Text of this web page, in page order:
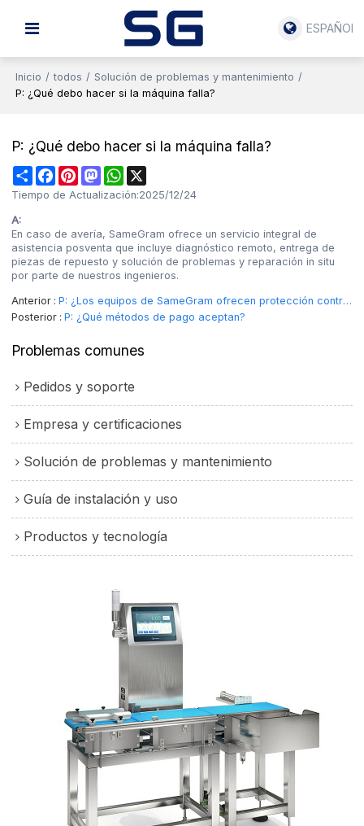
ESPAÑOL
Inicio / todos / Solución de problemas y mantenimiento /
P: ¿Qué debo hacer si la máquina falla?
P: ¿Qué debo hacer si la máquina falla?
ShareFacebookPinterestMastodonWhatsApp
Tiempo de Actualización:2025/12/24
A:
En caso de avería, SameGram ofrece un servicio integral de
asistencia posventa que incluye diagnóstico remoto, entrega de
piezas de repuesto y solución de problemas y reparación in situ
por parte de nuestros ingenieros.
Anterior
P: ¿Los equipos de SameGram ofrecen protección contra explosiones y polvo?
Posterior
P: ¿Qué métodos de pago aceptan?
Problemas comunes
Pedidos y soporte
Empresa y certificaciones
Solución de problemas y mantenimiento
Guía de instalación y uso
Productos y tecnología